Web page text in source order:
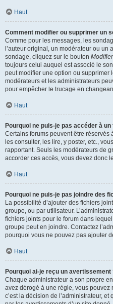
Haut
Comment modifier ou supprimer un
Comme pour les messages, les
l’auteur original, un modérateur ou un
sondage, cliquez sur le bouton Modifier
toujours celui auquel est associé le
peut modifier une option ou supprimer
modérateurs et les administrateurs
pour empêcher le trucage en
Haut
Pourquoi ne puis-je pas accéder à un
Certains forums peuvent être
les consulter, les lire, y poster, etc.,
rapportant. Seuls les modérateurs de
accorder ces accès, vous devez donc
Haut
Pourquoi ne puis-je pas joindre des
La possibilité d’ajouter des fichiers
groupe, ou par utilisateur.
fichiers joints pour le forum dans
groupe peut en joindre. Contactez
pourquoi vous ne pouvez pas ajouter
Haut
Pourquoi ai-je reçu un avertissement
Chaque administrateur a son propre
avez dérogé à une règle, vous pouvez
c’est la décision de l’administrateur,